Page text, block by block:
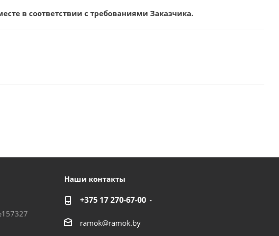
в соответствии с требованиями Заказчика.
Наши контакты
+375 17 270-67-00
ramok@ramok.by